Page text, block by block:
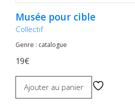
Musée pour cible
Collectif
Genre : catalogue
19€
Ajouter au panier